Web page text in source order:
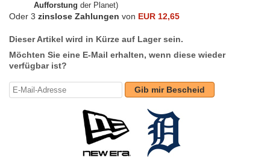
Aufforstung der Planet)
Oder 3 zinslose Zahlungen von EUR 12,65
Dieser Artikel wird in Kürze auf Lager sein.
Möchten Sie eine E-Mail erhalten, wenn diese wieder
verfügbar ist?
Gib mir Bescheid